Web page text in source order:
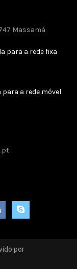
Massamá
para a rede fixa
para a rede móvel
por